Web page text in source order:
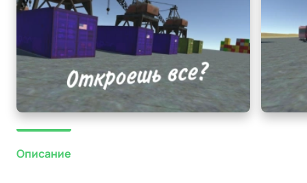
Описание